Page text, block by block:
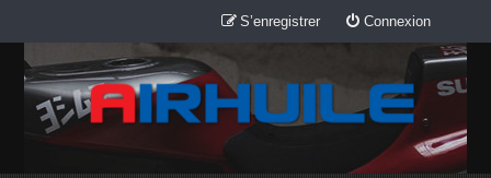
Connexion
S’enregistrer